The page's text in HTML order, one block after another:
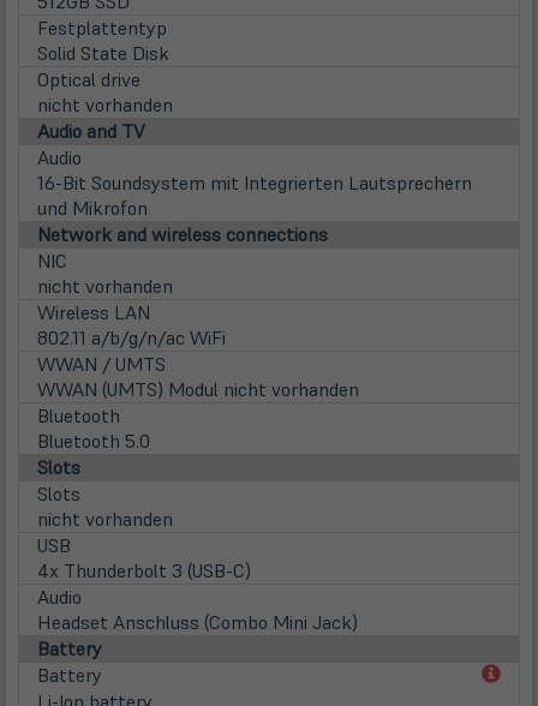
Festplattentyp
Solid State Disk
Optical drive
nicht vorhanden
Audio and TV
Audio
16-Bit Soundsystem mit Integrierten Lautsprechern
und Mikrofon
Network and wireless connections
NIC
nicht vorhanden
Wireless LAN
802.11 a/b/g/n/ac WiFi
WWAN / UMTS
WWAN (UMTS) Modul nicht vorhanden
Bluetooth
Bluetooth 5.0
Slots
Slots
nicht vorhanden
USB
4x Thunderbolt 3 (USB-C)
Audio
Headset Anschluss (Combo Mini Jack)
Battery
Battery